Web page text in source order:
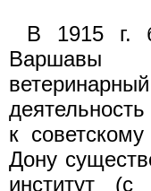
В 1915 г.
Варшавы
к
Дону
институт